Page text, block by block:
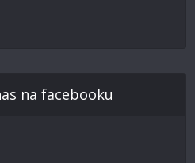
na facebooku